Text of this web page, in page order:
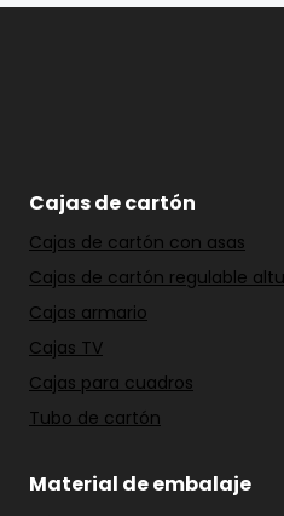
Cajas de cartón
Cajas de cartón con asas
Cajas de cartón regulable
Cajas armario
Cajas TV
Cajas para cuadros
Tubo de cartón
Material de embalaje